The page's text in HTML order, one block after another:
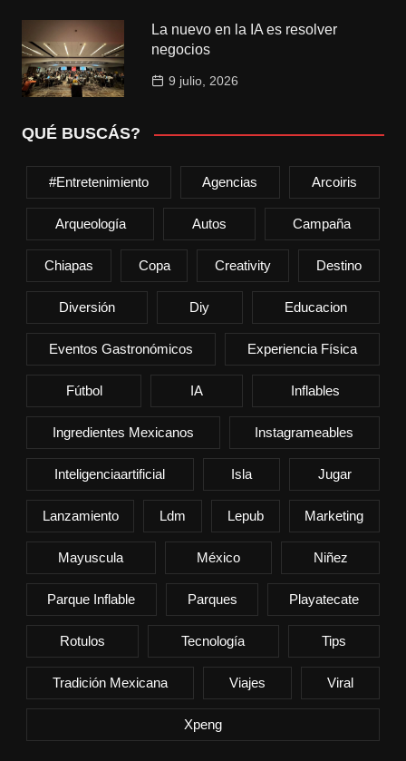
La nuevo en la IA es resolver
negocios
9 julio, 2026
QUÉ BUSCÁS?
#entretenimiento Agencias Arcoiris
Arqueología Autos Campaña
Chiapas Copa Creativity Destino
Diversión Diy Educacion
Eventos Gastronómicos Experiencia Física
Fútbol IA Inflables
Ingredientes Mexicanos Instagrameables
Inteligenciaartificial Isla Jugar
Lanzamiento Ldm Lepub Marketing
Mayuscula México Niñez
Parque Inflable Parques Playatecate
Rotulos Tecnología Tips
Tradición Mexicana Viajes Viral
Xpeng